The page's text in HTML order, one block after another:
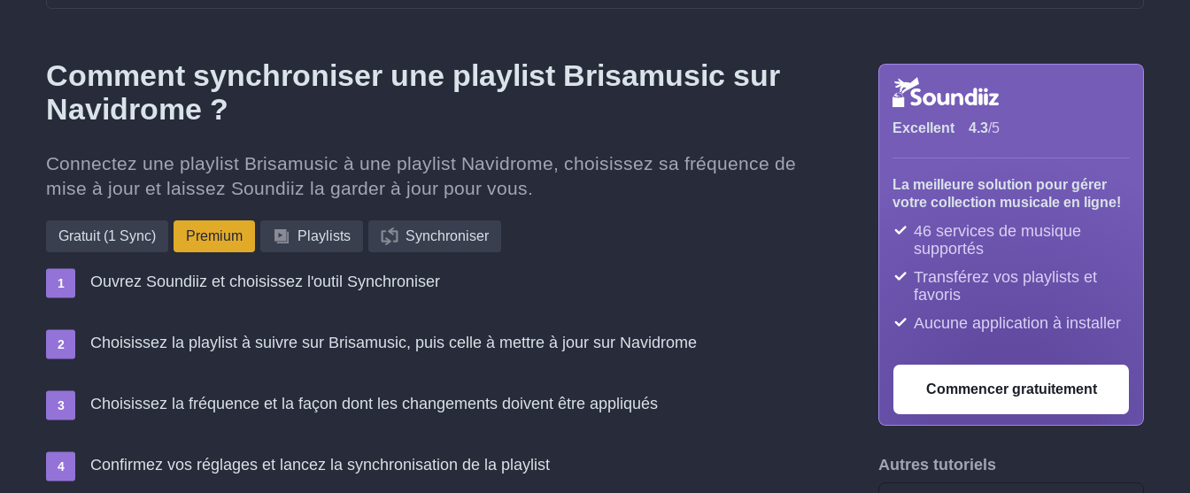
Comment synchroniser une playlist Brisamusic sur
Navidrome ?
Connectez une playlist Brisamusic à une playlist Navidrome, choisissez sa fréquence de
mise à jour et laissez Soundiiz la garder à jour pour vous.
Gratuit (1 Sync) Premium Playlists Synchroniser
Ouvrez Soundiiz et choisissez l'outil Synchroniser
Choisissez la playlist à suivre sur Brisamusic, puis celle à mettre à jour sur Navidrome
Choisissez la fréquence et la façon dont les changements doivent être appliqués
Confirmez vos réglages et lancez la synchronisation de la playlist
Excellent 4.3/5
La meilleure solution pour gérer
votre collection musicale en ligne!
46 services de musique
supportés
Transférez vos playlists et
favoris
Aucune application à installer
Commencer gratuitement
Autres tutoriels